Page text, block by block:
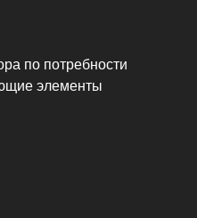
по потребности
элементы